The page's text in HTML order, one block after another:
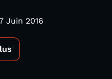
Juin 2016